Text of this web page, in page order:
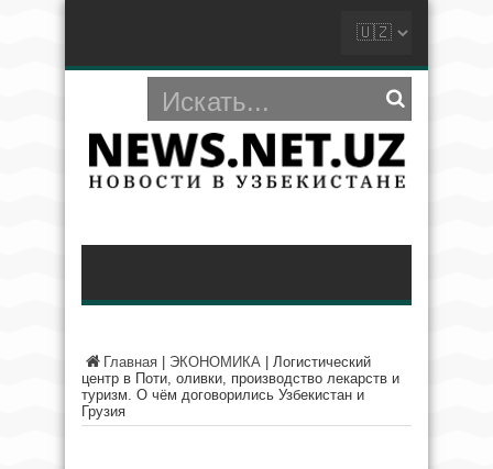
Главная ЭКОНОМИКА
Логистический
центр в Поти, оливки, производство лекарств и
туризм. О чём договорились Узбекистан и
Грузия